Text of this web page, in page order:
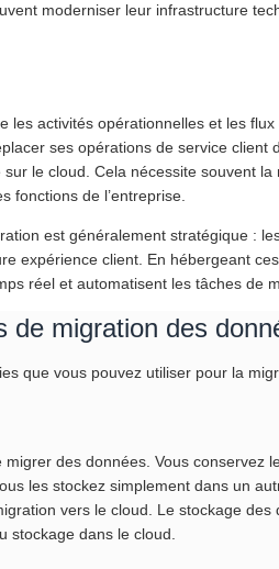
moderniser leur infrastructure
les activités opérationnelles et les
ses opérations de service client
le cloud. Cela nécessite souvent
fonctions de l’entreprise.
est généralement stratégique :
expérience client. En hébergeant
réel et automatisent les tâches de
de migration des
que vous pouvez utiliser pour la
des données. Vous conservez
les stockez simplement dans un
vers le cloud. Le stockage
stockage dans le cloud.